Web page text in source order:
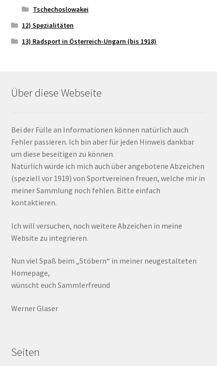
Tschechoslowakei
12) Spezialitäten
13) Radsport in Österreich-Ungarn (bis 1918)
Über diese Webseite
Bei der Fülle an Informationen können natürlich auch
Fehler passieren. Ich bin aber für jeden Hinweis dankbar
um diese beseitigen zu können.
Natürlich würde ich mich auch über angebotene Abzeichen
(speziell vor 1919) von Sportvereinen freuen, welche mir in
meiner Sammlung noch fehlen. Bitte einfach
kontaktieren.
Ich will versuchen, noch weitere Abzeichen in meine
Website zu integrieren.
Nun viel Spaß beim „Stöbern“ in meiner neugestalteten
Homepage,
wünscht euch Sammlerfreund
Werner Glaser
Seiten